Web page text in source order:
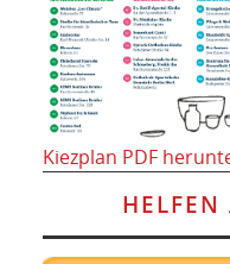
Kiezplan PDF